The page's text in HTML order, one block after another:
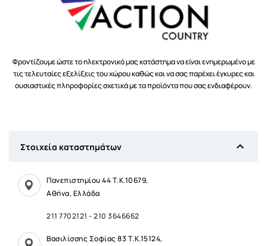
Φροντίζουμε ώστε το ηλεκτρονικό μας κατάστημα να είναι ενημερωμένο με
τις τελευταίες εξελίξεις του χώρου καθώς και να σας παρέχει έγκυρες και
ουσιαστικές πληροφορίες σχετικά με τα προϊόντα που σας ενδιαφέρουν.
Στοιχεία καταστημάτων 
Πανεπιστημίου 44 Τ.Κ.10679,
Αθήνα, Ελλάδα
211 7702121 -210 3646662
Βασιλίσσης Σοφίας 83 Τ.Κ.15124,